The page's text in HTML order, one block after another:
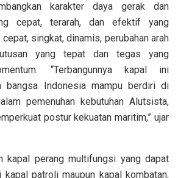
karakter daya gerak dan
cepat, terarah, dan efektif yang
singkat, dinamis, perubahan arah
yang tepat dan tegas yang
“Terbangunnya kapal ini
bangsa Indonesia mampu berdiri di
pemenuhan kebutuhan Alutsista,
postur kekuatan maritim,” ujar
kapal perang multifungsi yang dapat
patroli maupun kapal kombatan,